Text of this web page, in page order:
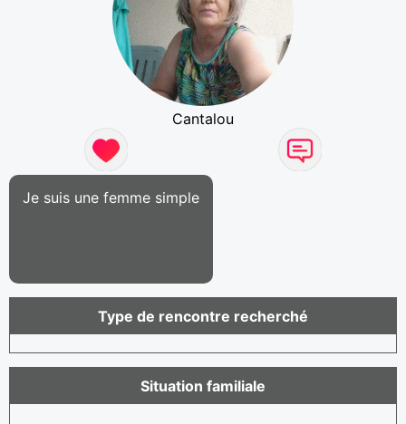
Cantalou
Je suis une femme simple
Type de rencontre recherché
Situation familiale